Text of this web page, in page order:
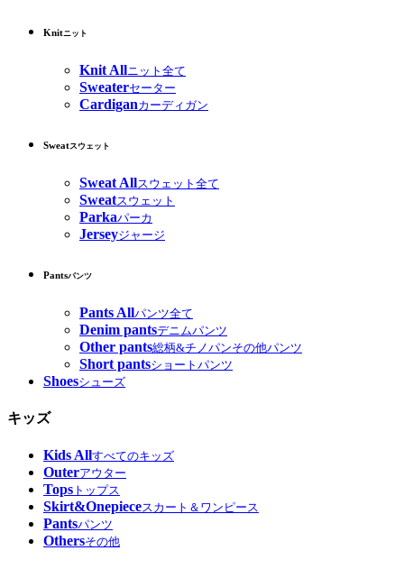
Knitニット
Knit Allニット全て
Sweaterセーター
Cardiganカーディガン
Sweatスウェット
Sweat Allスウェット全て
Sweatスウェット
Parkaパーカ
Jerseyジャージ
Pantsパンツ
Pants Allパンツ全て
Denim pantsデニムパンツ
Other pants総柄&チノパンその他パンツ
Short pantsショートパンツ
Shoesシューズ
キッズ
Kids Allすべてのキッズ
Outerアウター
Tops トップス
Skirt&Onepieceスカート＆ワンピース
Pantsパンツ
Othersその他